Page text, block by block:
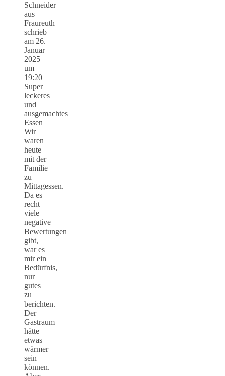
Schneider
aus
Fraureuth
schrieb
am 26.
Januar
2025
um
19:20
Super
leckeres
und
ausgemachtes
Essen
Wir
waren
heute
mit der
Familie
zu
Mittagessen.
Da es
recht
viele
negative
Bewertungen
gibt,
war es
mir ein
Bedürfnis,
nur
gutes
zu
berichten.
Der
Gastraum
hätte
etwas
wärmer
sein
können.